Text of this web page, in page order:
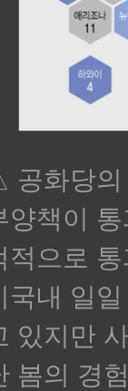
공화당의
양책이
적으로
국내 일
있지만
봄의 경